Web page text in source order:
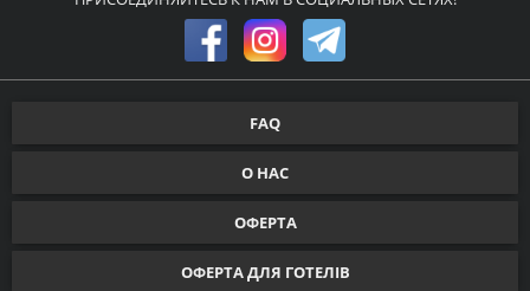
FAQ
О НАС
ОФЕРТА
ОФЕРТА ДЛЯ ГОТЕЛІВ